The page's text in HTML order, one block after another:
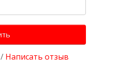
/ Написать отзыв